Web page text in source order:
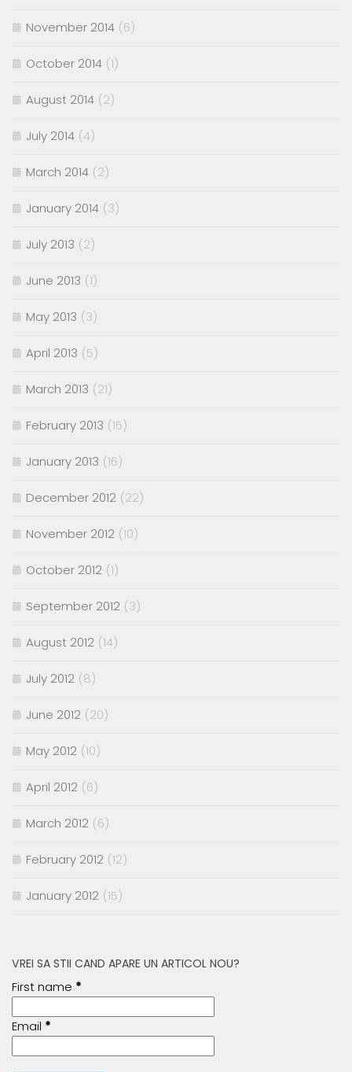
November 2014 (6)
October 2014 (1)
August 2014 (2)
July 2014 (4)
March 2014 (2)
January 2014 (3)
July 2013 (2)
June 2013 (1)
May 2013 (3)
April 2013 (5)
March 2013 (21)
February 2013 (15)
January 2013 (16)
December 2012 (22)
November 2012 (10)
October 2012 (1)
September 2012 (3)
August 2012 (14)
July 2012 (8)
June 2012 (20)
May 2012 (10)
April 2012 (6)
March 2012 (6)
February 2012 (12)
January 2012 (15)
VREI SA STII CAND APARE UN ARTICOL NOU?
First name *
Email *